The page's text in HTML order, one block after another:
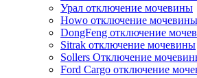
Урал отключение мочевины
Howo отключение мочевины
DongFeng отключение
Sitrak отключение мочевины
Sollers Отключение
Ford Cargo отключение